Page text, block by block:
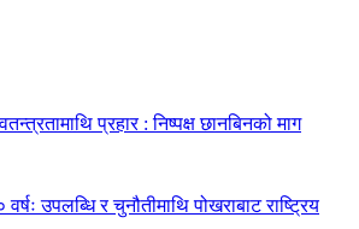
प्रहार : निष्पक्ष छानबिनको माग
उपलब्धि र चुनौतीमाथि पोखराबाट राष्ट्रिय